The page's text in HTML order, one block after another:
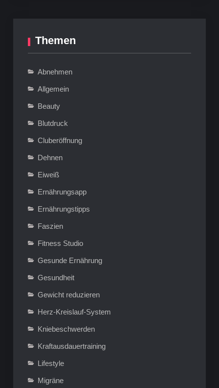
Themen
Abnehmen
Allgemein
Beauty
Blutdruck
Cluberöffnung
Dehnen
Eiweiß
Ernährungsapp
Ernährungstipps
Faszien
Fitness Studio
Gesunde Ernährung
Gesundheit
Gewicht reduzieren
Herz-Kreislauf-System
Kniebeschwerden
Kraftausdauertraining
Lifestyle
Migräne